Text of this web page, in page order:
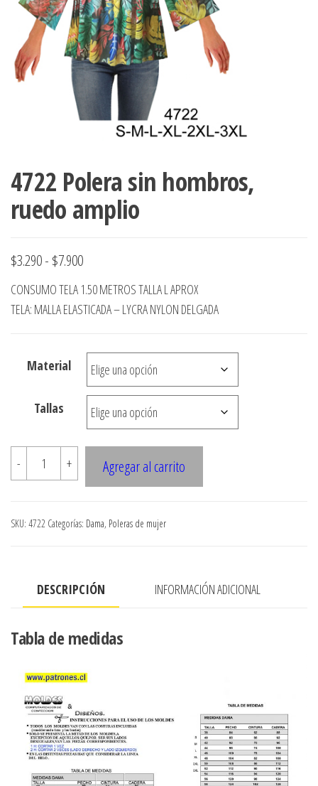
accumark ,
pdf , Moldes
Gerber ,
ropa,
Graduaciones,
Ploteo y
Digitalización
accumark,
Gerber,
4722 Polera sin hombros,
ruedo amplio
$3.290- $7.900Rango
de
precios:
$3.290
hasta
$7.900
CONSUMO TELA 1.50 METROS TALLA L APROX
TELA: MALLA ELASTICADA – LYCRA NYLON DELGADA
Material
Tallas
-
4722
Polera
hombros,
+ Agregar al carrito
SKU: 4722 Categorías: Dama, Poleras de mujer
DESCRIPCIÓN INFORMACIÓN ADICIONAL
Tabla de medidas